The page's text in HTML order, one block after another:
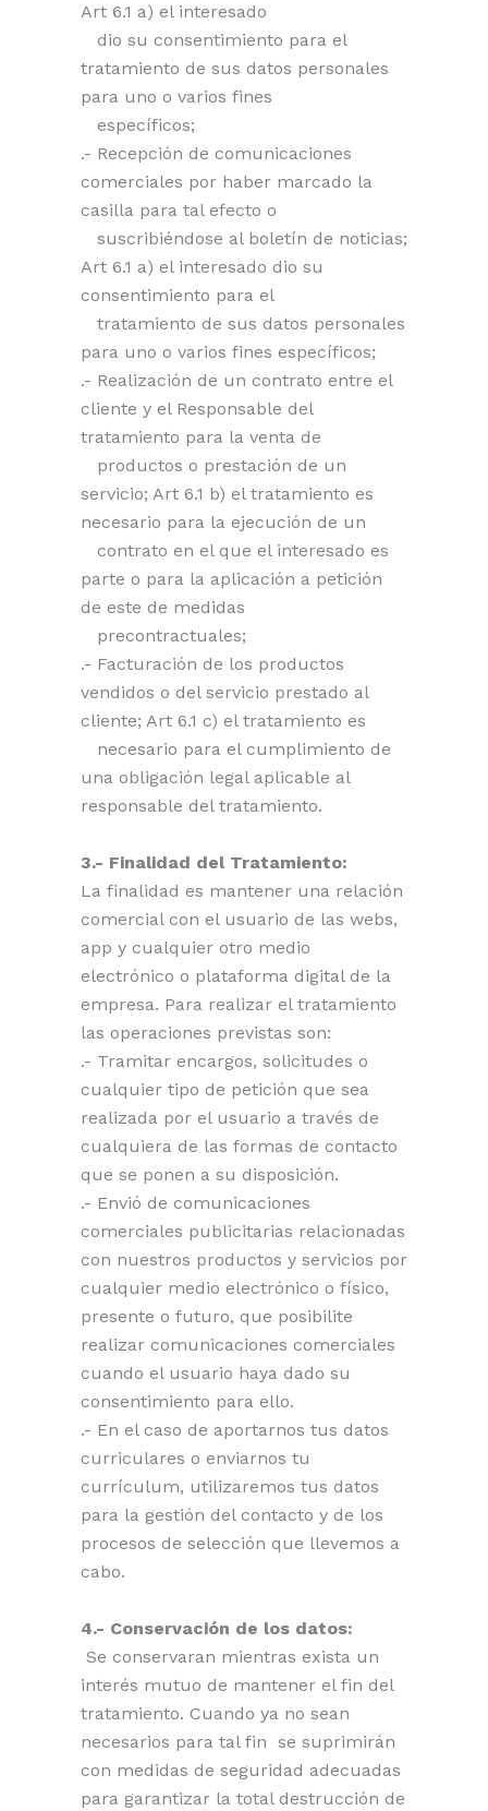
Art 6.1 a) el interesado
dio su consentimiento para el
tratamiento de sus datos personales
para uno o varios fines
específicos;
.- Recepción de comunicaciones
comerciales por haber marcado la
casilla para tal efecto o
suscribiéndose al boletín de noticias;
Art 6.1 a) el interesado dio su
consentimiento para el
tratamiento de sus datos personales
para uno o varios fines específicos;
.- Realización de un contrato entre el
cliente y el Responsable del
tratamiento para la venta de
productos o prestación de un
servicio; Art 6.1 b) el tratamiento es
necesario para la ejecución de un
contrato en el que el interesado es
parte o para la aplicación a petición
de este de medidas
precontractuales;
.- Facturación de los productos
vendidos o del servicio prestado al
cliente; Art 6.1 c) el tratamiento es
necesario para el cumplimiento de
una obligación legal aplicable al
responsable del tratamiento.
3.- Finalidad del Tratamiento:
La finalidad es mantener una relación
comercial con el usuario de las webs,
app y cualquier otro medio
electrónico o plataforma digital de la
empresa. Para realizar el tratamiento
las operaciones previstas son:
.- Tramitar encargos, solicitudes o
cualquier tipo de petición que sea
realizada por el usuario a través de
cualquiera de las formas de contacto
que se ponen a su disposición.
.- Envió de comunicaciones
comerciales publicitarias relacionadas
con nuestros productos y servicios por
cualquier medio electrónico o físico,
presente o futuro, que posibilite
realizar comunicaciones comerciales
cuando el usuario haya dado su
consentimiento para ello.
.- En el caso de aportarnos tus datos
curriculares o enviarnos tu
currículum, utilizaremos tus datos
para la gestión del contacto y de los
procesos de selección que llevemos a
cabo.
4.- Conservación de los datos:
Se conservaran mientras exista un
interés mutuo de mantener el fin del
tratamiento. Cuando ya no sean
necesarios para tal fin se suprimirán
con medidas de seguridad adecuadas
para garantizar la total destrucción de